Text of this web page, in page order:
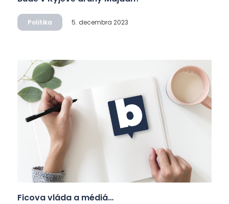
Politika 5. decembra 2023
Ficova vláda a médiá…